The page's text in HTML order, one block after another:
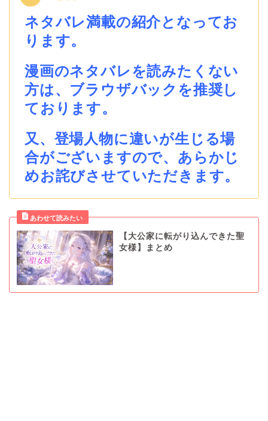
ネタバレ満載の紹介となってお
ります。
漫画のネタバレを読みたくない
方は、ブラウザバックを推奨し
ております。
又、登場人物に違いが生じる場
合がございますので、あらかじ
めお詫びさせていただきます。
【大公家に転がり込んできた聖
女様】まとめ